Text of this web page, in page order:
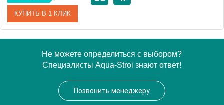
КУПИТЬ В 1 КЛИК
Не можете определиться с выбором?
Специалисты Aqua-Stroi знают ответ!
Позвонить менеджеру